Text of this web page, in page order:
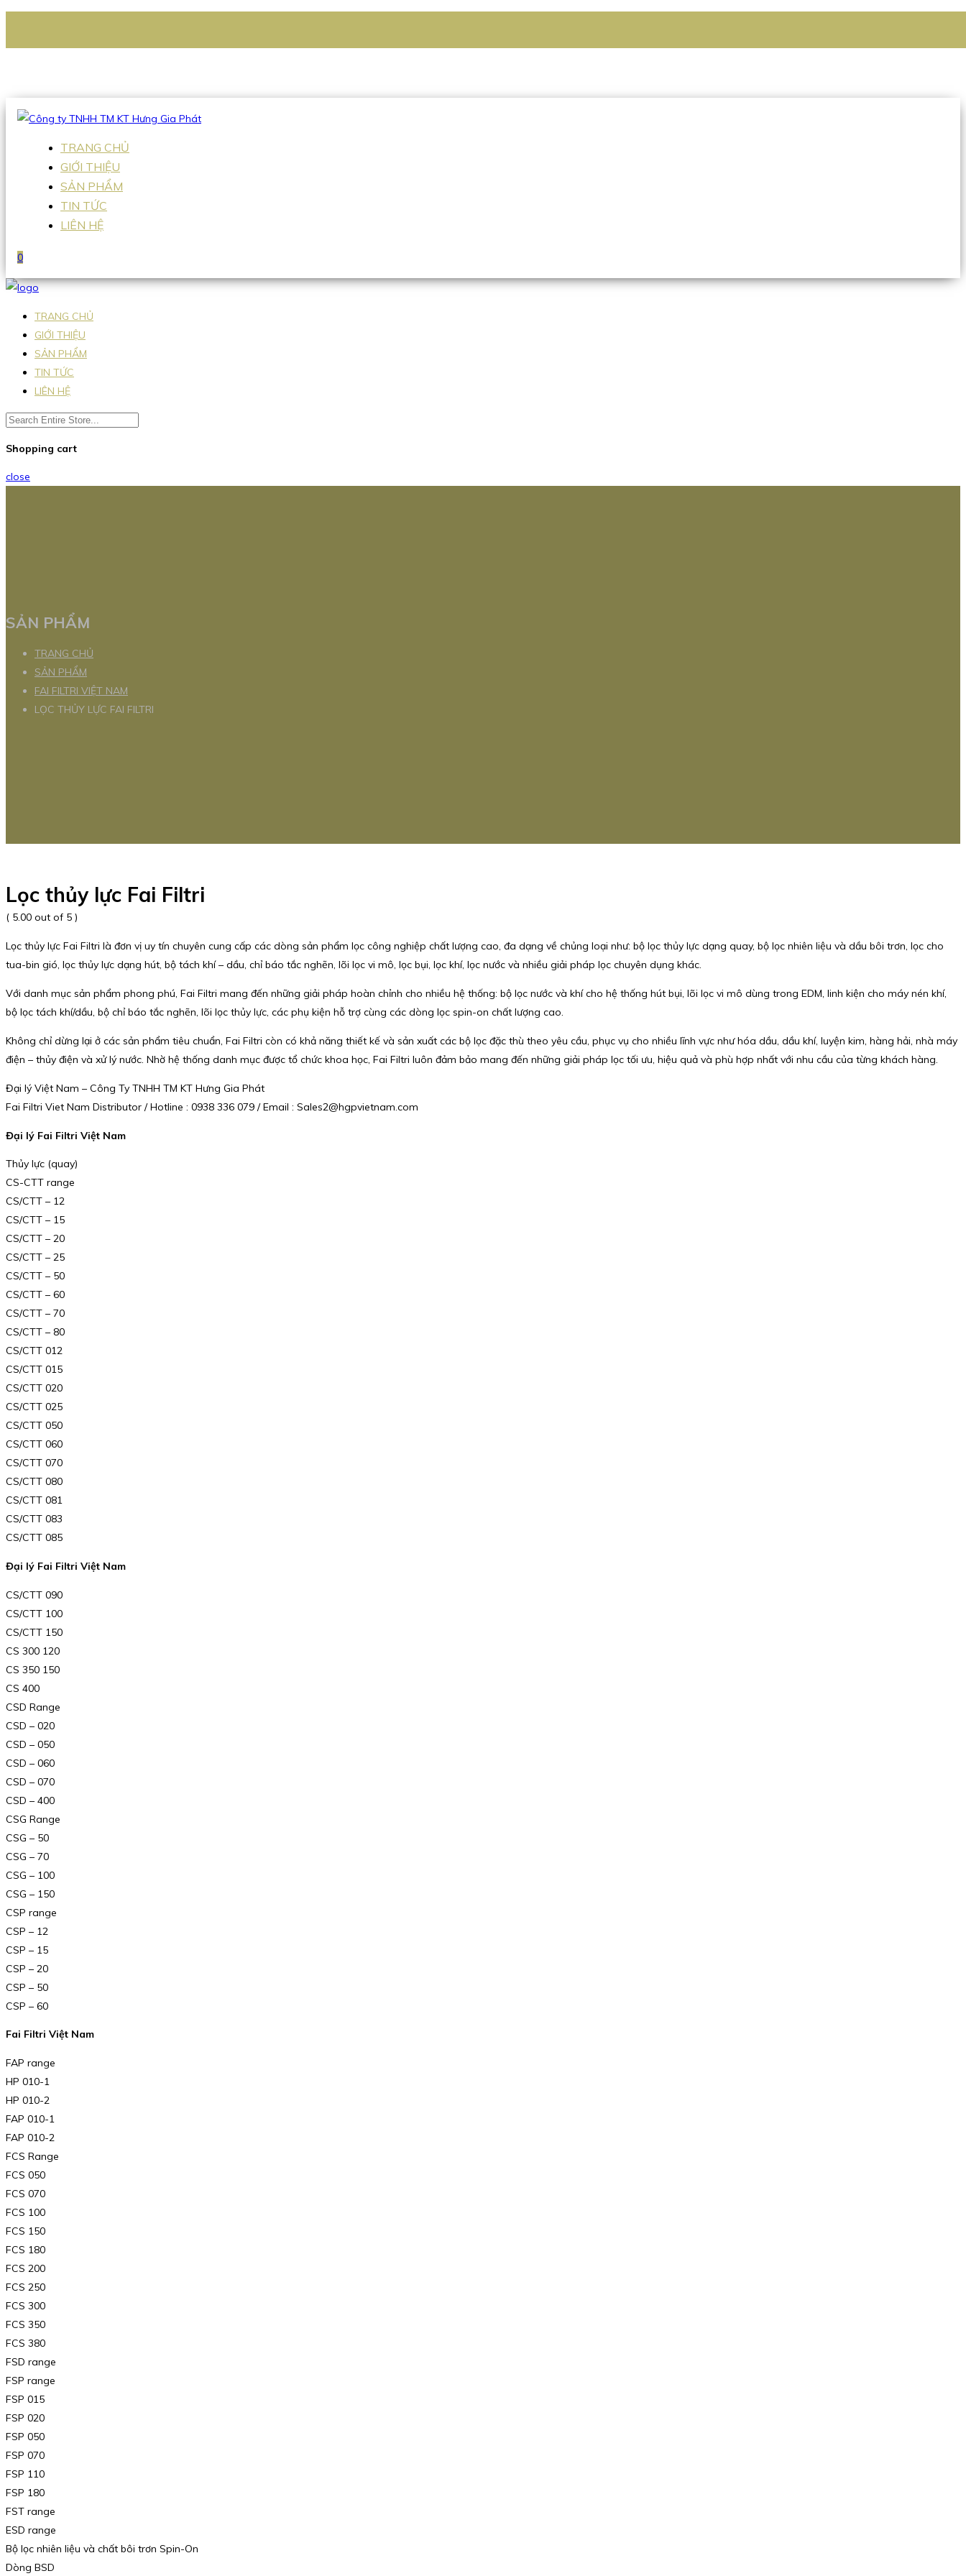
Hotline:0938 336 079
TRANG CHỦ
GIỚI THIỆU
SẢN PHẨM
TIN TỨC
LIÊN HỆ
0
TRANG CHỦ
GIỚI THIỆU
SẢN PHẨM
TIN TỨC
LIÊN HỆ
Shopping cart
close
SẢN PHẨM
TRANG CHỦ
SẢN PHẨM
FAI FILTRI VIỆT NAM
LỌC THỦY LỰC FAI FILTRI
Lọc thủy lực Fai Filtri
( 5.00 out of 5 )
Lọc thủy lực Fai Filtri là đơn vị uy tín chuyên cung cấp các dòng sản phẩm lọc công nghiệp chất lượng cao, đa dạng về chủng loại như: bộ lọc thủy lực dạng quay, bộ lọc nhiên liệu và dầu bôi trơn, lọc cho
tua-bin gió, lọc thủy lực dạng hút, bộ tách khí – dầu, chỉ báo tắc nghẽn, lõi lọc vi mô, lọc bụi, lọc khí, lọc nước và nhiều giải pháp lọc chuyên dụng khác.
Với danh mục sản phẩm phong phú, Fai Filtri mang đến những giải pháp hoàn chỉnh cho nhiều hệ thống: bộ lọc nước và khí cho hệ thống hút bụi, lõi lọc vi mô dùng trong EDM, linh kiện cho máy nén khí,
bộ lọc tách khí/dầu, bộ chỉ báo tắc nghẽn, lõi lọc thủy lực, các phụ kiện hỗ trợ cùng các dòng lọc spin-on chất lượng cao.
Không chỉ dừng lại ở các sản phẩm tiêu chuẩn, Fai Filtri còn có khả năng thiết kế và sản xuất các bộ lọc đặc thù theo yêu cầu, phục vụ cho nhiều lĩnh vực như hóa dầu, dầu khí, luyện kim, hàng hải, nhà máy
điện – thủy điện và xử lý nước. Nhờ hệ thống danh mục được tổ chức khoa học, Fai Filtri luôn đảm bảo mang đến những giải pháp lọc tối ưu, hiệu quả và phù hợp nhất với nhu cầu của từng khách hàng.
Đại lý Việt Nam – Công Ty TNHH TM KT Hưng Gia Phát
Fai Filtri Viet Nam Distributor / Hotline : 0938 336 079 / Email : Sales2@hgpvietnam.com
Đại lý Fai Filtri Việt Nam
Thủy lực (quay)
CS-CTT range
CS/CTT – 12
CS/CTT – 15
CS/CTT – 20
CS/CTT – 25
CS/CTT – 50
CS/CTT – 60
CS/CTT – 70
CS/CTT – 80
CS/CTT 012
CS/CTT 015
CS/CTT 020
CS/CTT 025
CS/CTT 050
CS/CTT 060
CS/CTT 070
CS/CTT 080
CS/CTT 081
CS/CTT 083
CS/CTT 085
Đại lý Fai Filtri Việt Nam
CS/CTT 090
CS/CTT 100
CS/CTT 150
CS 300 120
CS 350 150
CS 400
CSD Range
CSD – 020
CSD – 050
CSD – 060
CSD – 070
CSD – 400
CSG Range
CSG – 50
CSG – 70
CSG – 100
CSG – 150
CSP range
CSP – 12
CSP – 15
CSP – 20
CSP – 50
CSP – 60
Fai Filtri Việt Nam
FAP range
HP 010-1
HP 010-2
FAP 010-1
FAP 010-2
FCS Range
FCS 050
FCS 070
FCS 100
FCS 150
FCS 180
FCS 200
FCS 250
FCS 300
FCS 350
FCS 380
FSD range
FSP range
FSP 015
FSP 020
FSP 050
FSP 070
FSP 110
FSP 180
FST range
ESD range
Bộ lọc nhiên liệu và chất bôi trơn Spin-On
Dòng BSD